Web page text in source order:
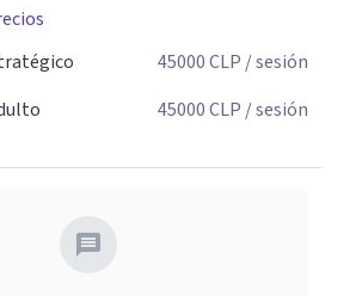
45000CLP / sesión
45000CLP / sesión